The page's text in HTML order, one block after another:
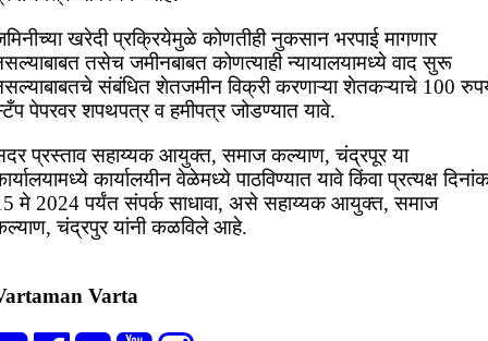
खरेदी प्रक्रियेमुळे कोणतीही नुकसान भरपाई मागणार
तसेच जमीनबाबत कोणत्याही न्यायालयामध्ये वाद सुरू
संबंधित शेतजमीन विक्री करणाऱ्या शेतकऱ्याचे 100
पेपरवर शपथपत्र व हमीपत्र जोडण्यात यावे.
प्रस्ताव सहाय्यक आयुक्त, समाज कल्याण, चंद्रपूर या
कार्यालयीन वेळेमध्ये पाठविण्यात यावे किंवा प्रत्यक्ष
मे 2024 पर्यंत संपर्क साधावा, असे सहाय्यक आयुक्त, समाज
चंद्रपुर यांनी कळविले आहे.
Varta